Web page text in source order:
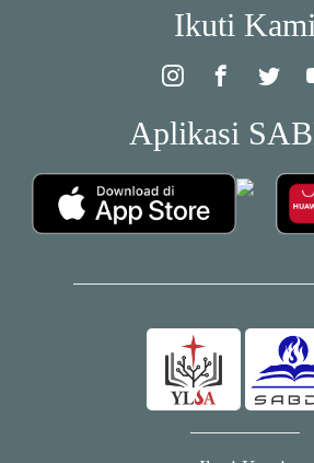
Ikuti Kami
Aplikasi